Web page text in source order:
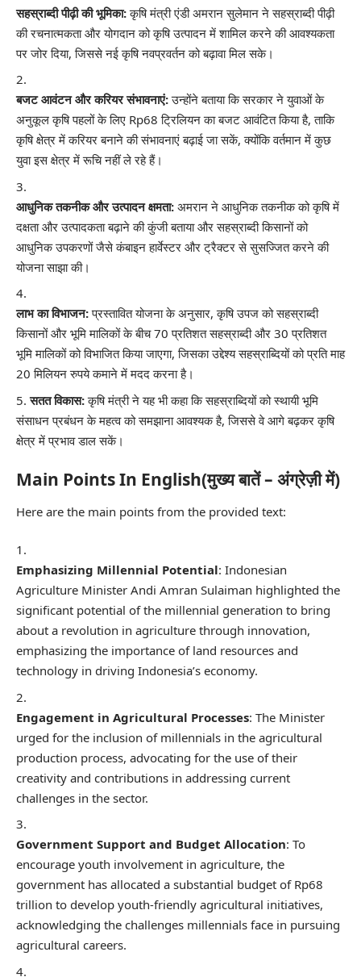
सहस्राब्दी पीढ़ी की भूमिका:कृषि मंत्री एंडी अमरान सुलेमान ने सहस्राब्दी पीढ़ी
की रचनात्मकता और योगदान को कृषि उत्पादन में शामिल करने की आवश्यकता
पर जोर दिया, जिससे नई कृषि नवप्रवर्तन को बढ़ावा मिल सके।
बजट आवंटन और करियर संभावनाएं:उन्होंने बताया कि सरकार ने युवाओं के
अनुकूल कृषि पहलों के लिए Rp68 ट्रिलियन का बजट आवंटित किया है, ताकि
कृषि क्षेत्र में करियर बनाने की संभावनाएं बढ़ाई जा सकें, क्योंकि वर्तमान में कुछ
युवा इस क्षेत्र में रूचि नहीं ले रहे हैं।
आधुनिक तकनीक और उत्पादन क्षमता: अमरान ने आधुनिक तकनीक को कृषि में
दक्षता और उत्पादकता बढ़ाने की कुंजी बताया और सहस्राब्दी किसानों को
आधुनिक उपकरणों जैसे कंबाइन हार्वेस्टर और ट्रैक्टर से सुसज्जित करने की
योजना साझा की।
लाभ का विभाजन:प्रस्तावित योजना के अनुसार, कृषि उपज को सहस्राब्दी
किसानों और भूमि मालिकों के बीच 70 प्रतिशत सहस्राब्दी और 30 प्रतिशत
भूमि मालिकों को विभाजित किया जाएगा, जिसका उद्देश्य सहस्राब्दियों को प्रति माह
20 मिलियन रुपये कमाने में मदद करना है।
सतत विकास:कृषि मंत्री ने यह भी कहा कि सहस्राब्दियों को स्थायी भूमि
संसाधन प्रबंधन के महत्व को समझाना आवश्यक है, जिससे वे आगे बढ़कर कृषि
क्षेत्र में प्रभाव डाल सकें।
Main Points In English(मुख्य बातें – अंग्रेज़ी में)
Here are the main points from the provided text:
Emphasizing Millennial Potential: Indonesian
Agriculture Minister Andi Amran Sulaiman highlighted the
significant potential of the millennial generation to bring
about a revolution in agriculture through innovation,
emphasizing the importance of land resources and
technology in driving Indonesia’s economy.
Engagement in Agricultural Processes: The Minister
urged for the inclusion of millennials in the agricultural
production process, advocating for the use of their
creativity and contributions in addressing current
challenges in the sector.
Government Support and Budget Allocation: To
encourage youth involvement in agriculture, the
government has allocated a substantial budget of Rp68
trillion to develop youth-friendly agricultural initiatives,
acknowledging the challenges millennials face in pursuing
agricultural careers.